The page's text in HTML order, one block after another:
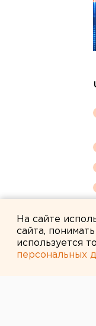
На сайте
сайта,
используется
персональных